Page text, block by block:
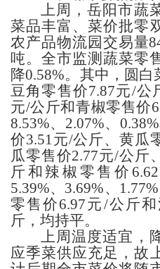
上周，岳阳市蔬
菜品丰富、菜价批零
农产品物流园交易量
吨。 全市监测蔬菜零
降0.58%。 其中， 圆白
豆角零售价7.87元/公
元/公斤和青椒零售价
8.53%、2.07%、0.38%
价3.51元/公斤、 黄瓜
瓜零售价2.77元/公斤
斤和辣椒 零售价 6.62
5.39%、3.69%、
零售价6.97元/公斤和
斤， 均持平。
上周温度适宜，
应季菜供应充足，故